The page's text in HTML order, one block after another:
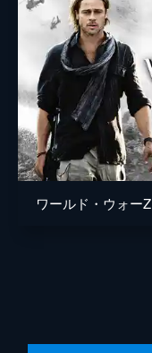
ワールド・ウォーZ